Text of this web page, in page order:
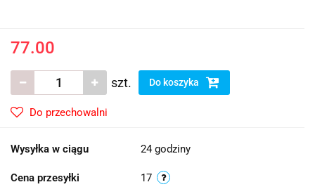
77.00
szt. Do koszyka
Do przechowalni
Wysyłka w ciągu 24 godziny
Cena przesyłki 17